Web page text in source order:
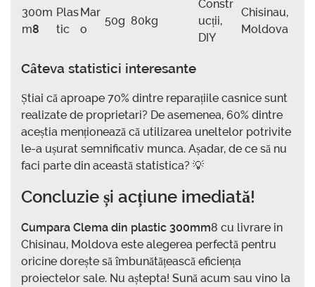
300m
m8
Plas
tic
Mar
o
50g 80kg
Constr
ucții,
DIY
Chisinau,
Moldova
Câteva statistici interesante
Știai că aproape 70% dintre reparațiile casnice sunt
realizate de proprietari? De asemenea, 60% dintre
aceștia menționează că utilizarea uneltelor potrivite
le-a ușurat semnificativ munca. Așadar, de ce să nu
faci parte din această statistica? 💡
Concluzie și acțiune imediată!
Cumpara Clema din plastic 300mm8 cu livrare in
Chisinau, Moldova este alegerea perfectă pentru
oricine dorește să îmbunătățească eficiența
proiectelor sale. Nu aștepta! Sună acum sau vino la